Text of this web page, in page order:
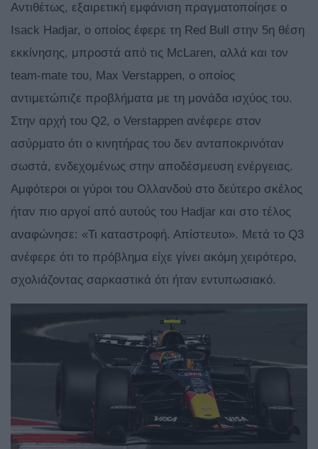
Αντιθέτως, εξαιρετική εμφάνιση πραγματοποίησε ο
Isack Hadjar, ο οποίος έφερε τη Red Bull στην 5η θέση
εκκίνησης, μπροστά από τις McLaren, αλλά και τον
team-mate του, Max Verstappen, ο οποίος
αντιμετώπιζε προβλήματα με τη μονάδα ισχύος του.
Στην αρχή του Q2, ο Verstappen ανέφερε στον
ασύρματο ότι ο κινητήρας του δεν ανταποκρινόταν
σωστά, ενδεχομένως στην αποδέσμευση ενέργειας.
Αμφότεροι οι γύροι του Ολλανδού στο δεύτερο σκέλος
ήταν πιο αργοί από αυτούς του Hadjar και στο τέλος
αναφώνησε: «Τι καταστροφή. Απίστευτο». Μετά το Q3
ανέφερε ότι το πρόβλημα είχε γίνει ακόμη χειρότερο,
σχολιάζοντας σαρκαστικά ότι ήταν εντυπωσιακό.